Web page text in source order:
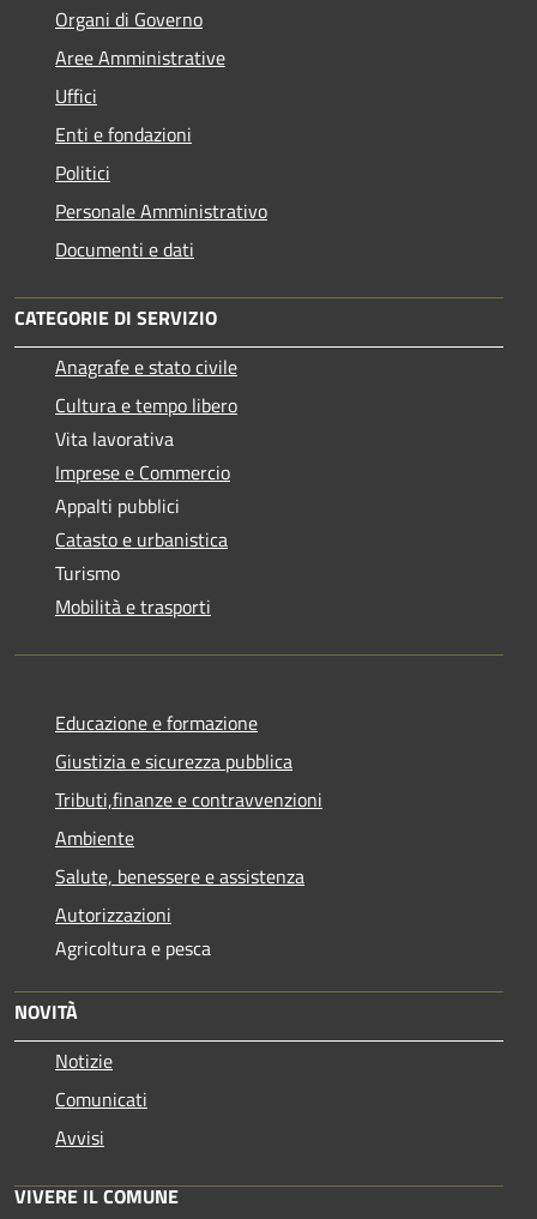
Organi di Governo
Aree Amministrative
Uffici
Enti e fondazioni
Politici
Personale Amministrativo
Documenti e dati
CATEGORIE DI SERVIZIO
Anagrafe e stato civile
Cultura e tempo libero
Vita lavorativa
Imprese e Commercio
Appalti pubblici
Catasto e urbanistica
Turismo
Mobilità e trasporti
Educazione e formazione
Giustizia e sicurezza pubblica
Tributi,finanze e contravvenzioni
Ambiente
Salute, benessere e assistenza
Autorizzazioni
Agricoltura e pesca
NOVITÀ
Notizie
Comunicati
Avvisi
VIVERE IL COMUNE